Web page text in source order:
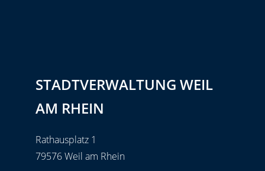
STADTVERWALTUNG WEIL
AM RHEIN
Rathausplatz 1
79576 Weil am Rhein